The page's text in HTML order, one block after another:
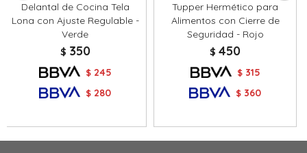
Delantal de Cocina Tela
Lona con Ajuste Regulable -
Verde
$ 350
$ 245
$ 280
Tupper Hermético para
Alimentos con Cierre de
Seguridad - Rojo
$ 450
$ 315
$ 360